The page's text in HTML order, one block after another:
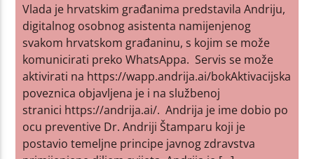
Vlada je hrvatskim građanima predstavila Andriju,
digitalnog osobnog asistenta namijenjenog
svakom hrvatskom građaninu, s kojim se može
komunicirati preko WhatsAppa. Servis se može
aktivirati na https://wapp.andrija.ai/bokAktivacijska
poveznica objavljena je i na službenoj
stranici https://andrija.ai/. Andrija je ime dobio po
ocu preventive Dr. Andriji Štamparu koji je
postavio temeljne principe javnog zdravstva